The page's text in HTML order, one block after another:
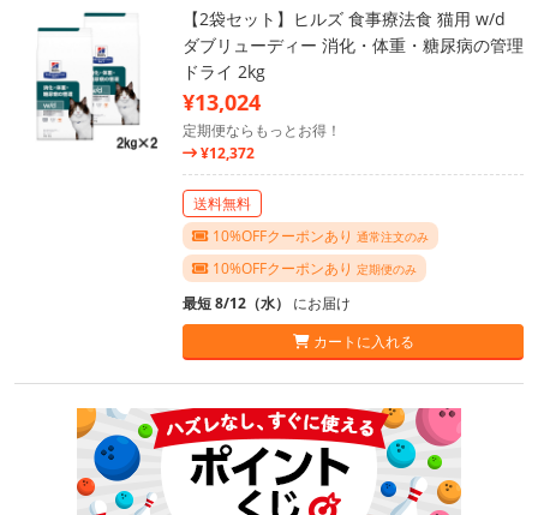
【2袋セット】ヒルズ 食事療法食 猫用 w/d
ダブリューディー 消化・体重・糖尿病の管理
ドライ 2kg
¥13,024
定期便ならもっとお得！
¥12,372
送料無料
10%OFFクーポンあり 通常注文のみ
10%OFFクーポンあり 定期便のみ
最短 8/12（水） にお届け
カートに入れる